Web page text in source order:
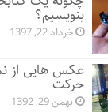
بنویسیم؟
خرداد 22, 1397
عکس هایی از
حرکت
بهمن 29, 1392